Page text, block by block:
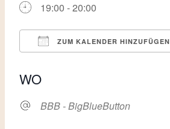
19:00 - 20:00
ZUM KALENDER HINZUFÜGEN
WO
BBB - BigBlueButton